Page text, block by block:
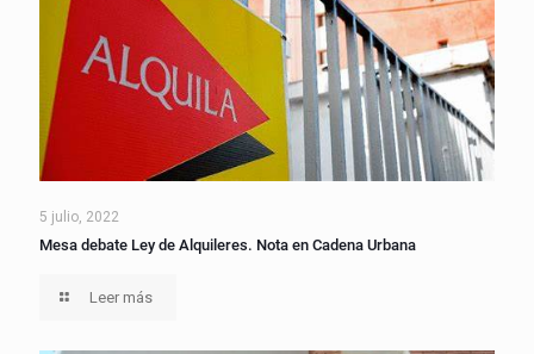
5 julio, 2022
Mesa debate Ley de Alquileres. Nota en Cadena Urbana
Leer más